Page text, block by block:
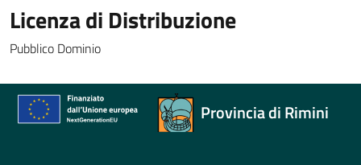
Licenza di Distribuzione
Pubblico Dominio
Provincia di Rimini